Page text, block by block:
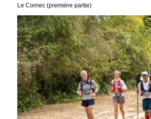
Le Cornec (première partie)